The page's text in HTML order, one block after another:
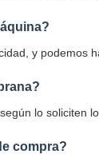
y podemos
lo soliciten
compra?